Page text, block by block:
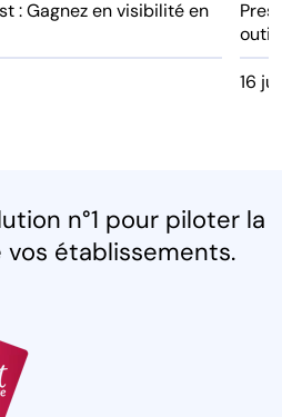
: Gagnez en visibilité en
16
n°1 pour piloter la
établissements.